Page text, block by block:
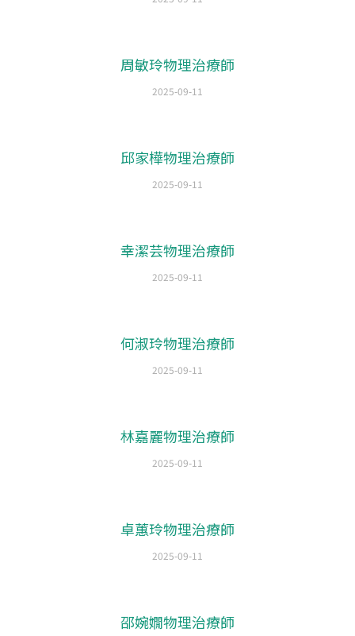
周敏玲物理治療師
2025-09-11
邱家樺物理治療師
2025-09-11
幸潔芸物理治療師
2025-09-11
何淑玲物理治療師
2025-09-11
林嘉麗物理治療師
2025-09-11
卓蕙玲物理治療師
2025-09-11
邵婉嫺物理治療師